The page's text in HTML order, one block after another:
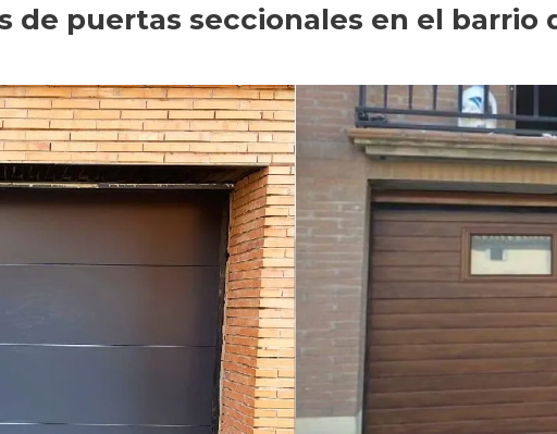
de puertas seccionales en el barrio